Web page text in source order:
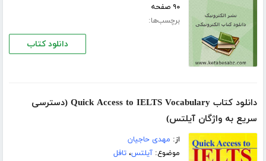
۹۰ صفحه
برچسب‌ها:
دانلود کتاب
دانلود کتاب Quick Access to IELTS Vocabulary (دسترسی
سریع به واژگان آیلتس)
از: مهدی حاجیان
موضوع:آیلتس،تافل